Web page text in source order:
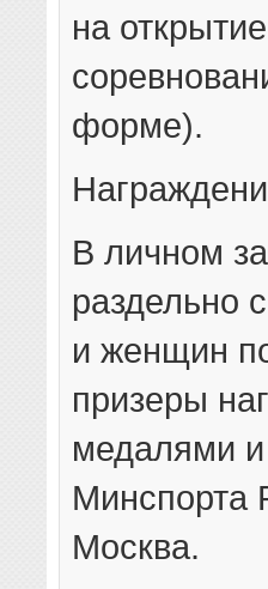
на
форме).
В личном
раздельно
и женщин
призеры
медалями
Минспорта
Москва.